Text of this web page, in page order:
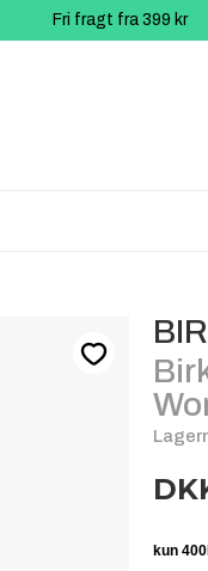
Fri fragt fra 399 kr